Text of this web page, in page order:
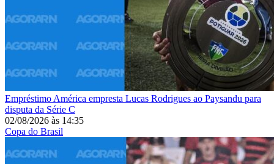
Empréstimo América empresta Lucas Rodrigues ao Paysandu para
disputa da Série C
02/08/2026 às 14:35
Copa do Brasil